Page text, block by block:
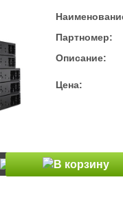
Партномер:
Описание:
Цена: